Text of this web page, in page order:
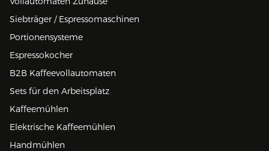
Siebträger / Espressomaschinen
Portionensysteme
Espressokocher
B2B Kaffeevollautomaten
Sets für den Arbeitsplatz
Kaffeemühlen
Elektrische Kaffeemühlen
Handmühlen